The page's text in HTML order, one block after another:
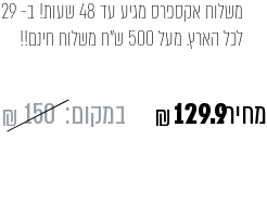
לכל הארץ. מעל 500 ש"ח משלוח חינם!!
₪150 במקום: ₪129.9מחיר: